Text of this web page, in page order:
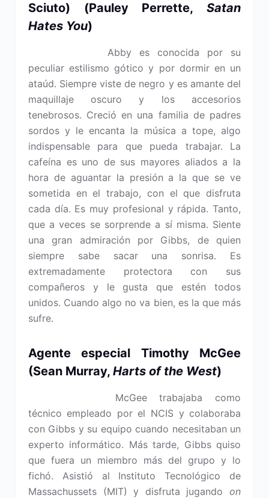
Sciuto) (Pauley Perrette,Satan
Hates You)
Abby es conocida por su
peculiar estilismo gótico y por dormir en un
ataúd. Siempre viste de negro y es amante del
maquillaje oscuro y los accesorios
tenebrosos. Creció en una familia de padres
sordos y le encanta la música a tope, algo
indispensable para que pueda trabajar. La
cafeína es uno de sus mayores aliados a la
hora de aguantar la presión a la que se ve
sometida en el trabajo, con el que disfruta
cada día. Es muy profesional y rápida. Tanto,
que a veces se sorprende a sí misma. Siente
una gran admiración por Gibbs, de quien
siempre sabe sacar una sonrisa. Es
extremadamente protectora con sus
compañeros y le gusta que estén todos
unidos. Cuando algo no va bien, es la que más
sufre.
Agente especial Timothy McGee
(Sean Murray, Harts of the West)
McGee trabajaba como
técnico empleado por el NCIS y colaboraba
con Gibbs y su equipo cuando necesitaban un
experto informático. Más tarde, Gibbs quiso
que fuera un miembro más del grupo y lo
fichó. Asistió al Instituto Tecnológico de
Massachussets (MIT) y disfruta jugandoon